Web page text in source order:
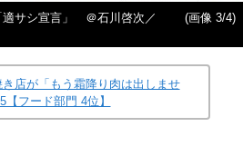
適サシ宣言」 ＠石川啓次／
(画像 3/4)
店が「もう霜降り肉は出しませ
フード部門 4位】